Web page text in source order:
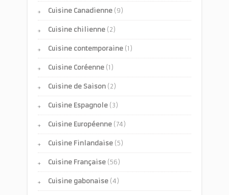
Cuisine Canadienne (9)
Cuisine chilienne (2)
Cuisine contemporaine (1)
Cuisine Coréenne (1)
Cuisine de Saison (2)
Cuisine Espagnole (3)
Cuisine Européenne (74)
Cuisine Finlandaise (5)
Cuisine Française (56)
Cuisine gabonaise (4)